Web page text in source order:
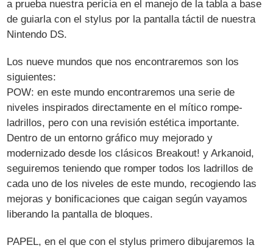
a prueba nuestra pericia en el manejo de la tabla a base
de guiarla con el stylus por la pantalla táctil de nuestra
Nintendo DS.
Los nueve mundos que nos encontraremos son los
siguientes:
POW: en este mundo encontraremos una serie de
niveles inspirados directamente en el mítico rompe-
ladrillos, pero con una revisión estética importante.
Dentro de un entorno gráfico muy mejorado y
modernizado desde los clásicos Breakout! y Arkanoid,
seguiremos teniendo que romper todos los ladrillos de
cada uno de los niveles de este mundo, recogiendo las
mejoras y bonificaciones que caigan según vayamos
liberando la pantalla de bloques.
PAPEL, en el que con el stylus primero dibujaremos la